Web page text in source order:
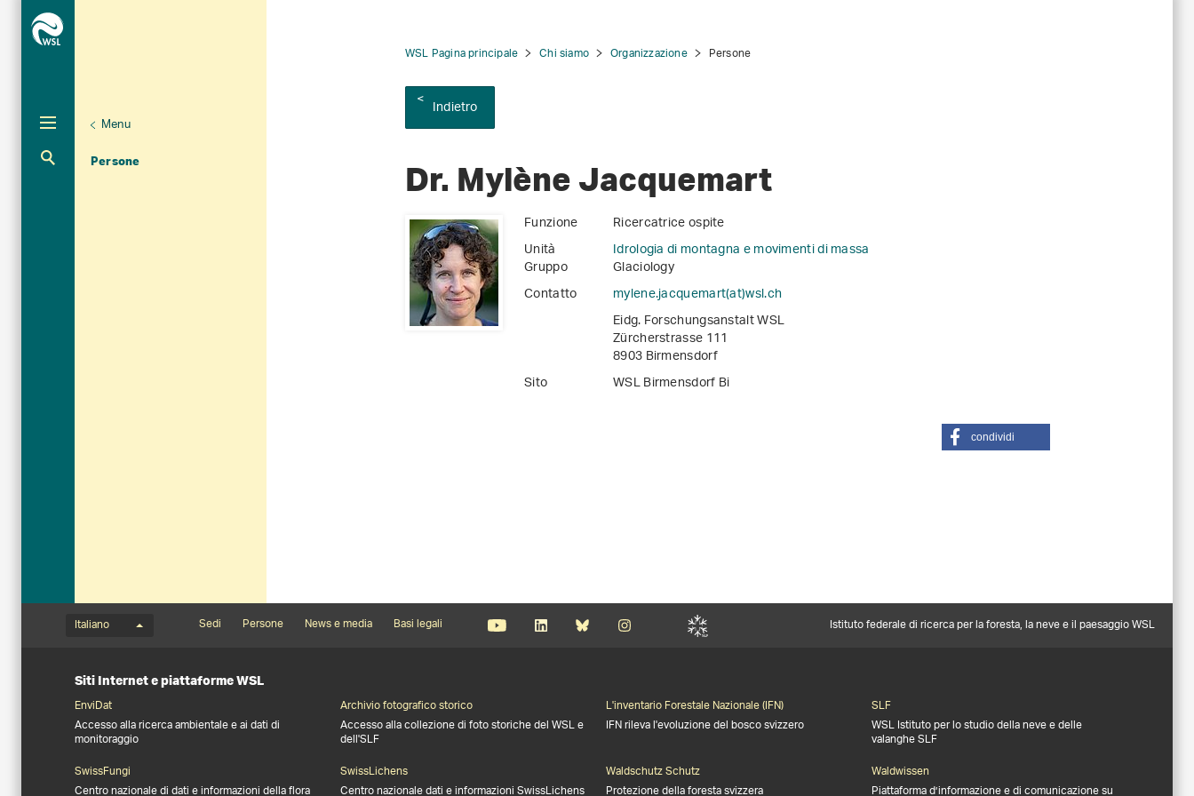
Unternavigation
Menu
Persone
Aktuelle Navigation
WSL Pagina principale Chi siamo Organizzazione Persone
Indietro
Dr. Mylène Jacquemart
Funzione
Ricercatrice ospite
Unità
Idrologia di montagna e movimenti di massa
Gruppo
Glaciology
Contatto
mylene.jacquemart(at)wsl.ch
Eidg. Forschungsanstalt WSL
Zürcherstrasse 111
8903 Birmensdorf
Sito
WSL Birmensdorf Bi
condividi
Menu della lingua
Italiano
Footernavigation
Sedi Persone News e media Basi legali Istituto federale di ricerca per la foresta, la neve e il paesaggio WSL
Siti Internet e piattaforme WSL
EnviDat
Accesso alla ricerca ambientale e ai dati di
monitoraggio
Archivio fotografico storico
Accesso alla collezione di foto storiche del WSL e
dell'SLF
L'inventario Forestale Nazionale (IFN)
IFN rileva l'evoluzione del bosco svizzero
SLF
WSL Istituto per lo studio della neve e delle
valanghe SLF
SwissFungi
Centro nazionale di dati e informazioni della flora
SwissLichens
Centro nazionale dati e informazioni SwissLichens
Waldschutz Schutz
Protezione della foresta svizzera
Waldwissen
Piattaforma d’informazione e di comunicazione su